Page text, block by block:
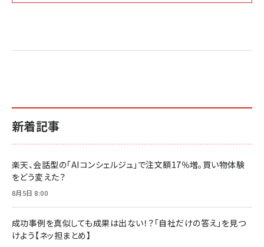
2億円を売り上げたプロが教える note×AI 最強の
小さな会社は戦略が9割
￥1,815
る時代の成長戦略
￥2,420
anan(アンアン)2026/07/01号 No.2501[魅せる
anan(アンアン)2026/06/24号 No.2500増刊
anan(アンアン)2026/07/08号 No.2502[2026
ママ投資家が育休中に１億貯めた株式投資
￥1,870
ベインキャピタル 企業価値向上力の秘密
ルな本質」
￥2,750
新着記事
楽天、会話型の「AIコンシェルジュ」で注文額17％増。買い物体験
をどう変えた？
8月5日 8:00
成功事例を真似しても成果は出ない！？「自社だけの答え」を見つ
けよう【ネッ担まとめ】